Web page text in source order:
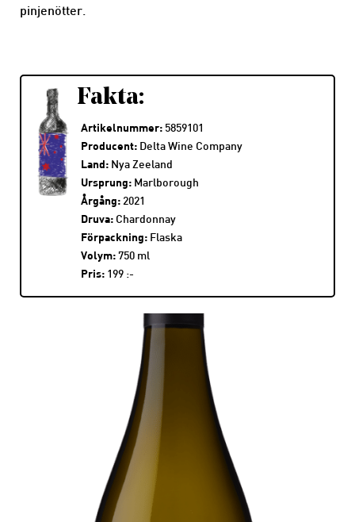
pinjenötter.
Fakta:
Artikelnummer: 5859101
Producent: Delta Wine Company
Land: Nya Zeeland
Ursprung: Marlborough
Årgång: 2021
Druva: Chardonnay
Förpackning: Flaska
Volym: 750 ml
Pris: 199 :-